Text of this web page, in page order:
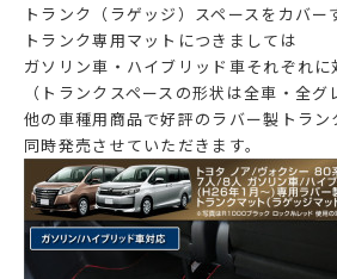
トランク（ラゲッジ）スペースをカバー
トランク専用マットにつきましては
ガソリン車・ハイブリッド車それぞれに
（トランクスペースの形状は全車・全グ
他の車種用商品で好評のラバー製トラン
同時発売させていただきます。